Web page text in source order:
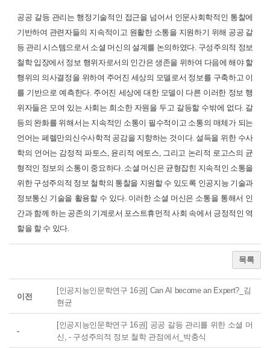
공공 갈등 관리는 행정기술적인 접근을 넘어서 인문사회학적인 통찰에
기반하여 관련자들의 지속적이고 원활한 소통을 지원하기 위해 공공 갈
등 관리 시스템으로서 소셜 머신의 설계를 논의하였다. 구성주의적 정보
철학 입장에서 정보 행위자로서의 인간은 생존을 위하여 다음에 해야 할
행위의 의사결정을 위하여 주어진 세상의 모델로서 정보를 구축하고 이
를 기반으로 예측한다. 주어진 세상에 대한 모델이 다른 이러한 정보 행
위자들은 모여 있는 사회는 희소한 자원을 두고 갈등할 수밖에 없다. 갈
등의 완화를 위해서는 지속적인 소통이 필수적이고 소통의 매체가 되는
언어는 페렐만의신수사학적 공감을 지향하는 것이다. 설득을 위한 수사
학의 언어는 감정적 파토스, 윤리적 에토스, 그리고 논리적 로고스의 균
형적인 정보의 소통이 중요하다. 소셜 머신은 균형잡힌 지속적인 소통을
위한 구성주의적 정보 철학의 통찰을 지원할 수 있도록 인공지능 기술과
정보통신 기술을 활용할 수 있다. 이러한 소셜 머신은 소통을 통해서 인
간과 함께 하는 공존의 기계로서 포스트휴먼적 사회 속에서 긍정적인 역
할을 할 수 있다.
목록
이전
[인공지능인문학연구 16권] Can AI become an Expert?_김
현균
-
[인공지능인문학연구 16권] 공공 갈등 관리를 위한 소셜 머
신, - 구성주의적 정보 철학 관점에서_박충식